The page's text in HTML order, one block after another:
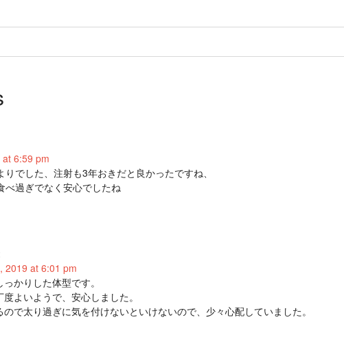
6:59 pm
でした、注射も3年おきだと良かったですね、
べ過ぎでなく安心でしたね
2019 at 6:01 pm
かりした体型です。
よいようで、安心しました。
で太り過ぎに気を付けないといけないので、少々心配していました。